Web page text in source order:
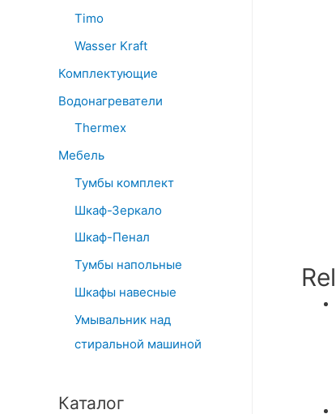
Timo
Wasser Kraft
Комплектующие
Водонагреватели
Thermex
Мебель
Тумбы комплект
Шкаф-Зеркало
Шкаф-Пенал
Тумбы напольные
Шкафы навесные
Умывальник над
стиральной машиной
Каталог